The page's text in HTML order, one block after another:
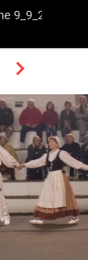
_26_